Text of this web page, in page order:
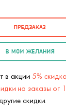
ПРЕДЗАКАЗ
В МОИ ЖЕЛАНИЯ
в акции 5%
на заказы от
скидки.